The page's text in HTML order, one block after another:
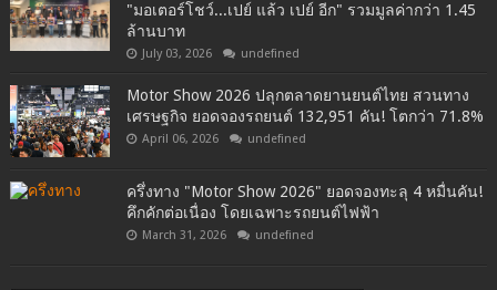
"มอเตอร์โชว์...เปย์ แล้ว เปย์ อีก" รวมมูลค่ากว่า 1.45
ล้านบาท
July 03, 2026 undefined
Motor Show 2026 ปลุกตลาดยานยนต์ไทย สวนทาง
เศรษฐกิจ ยอดจองรถยนต์ 132,951 คัน! โตกว่า 71.8%
April 06, 2026 undefined
ครึ่งทาง "Motor Show 2026" ยอดจองทะลุ 4 หมื่นคัน!
คึกคักต่อเนื่อง โดยเฉพาะรถยนต์ไฟฟ้า
March 31, 2026 undefined